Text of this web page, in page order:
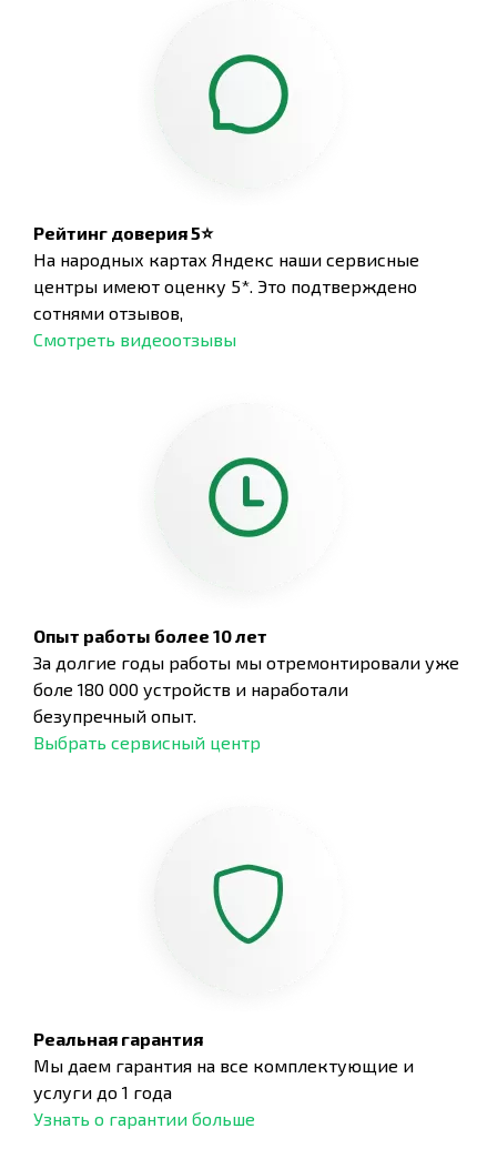
Рейтинг доверия 5⭐
На народных картах Яндекс наши сервисные
центры имеют оценку 5*. Это подтверждено
сотнями отзывов,
Смотреть видеоотзывы
Опыт работы более 10 лет
За долгие годы работы мы отремонтировали уже
боле 180 000 устройств и наработали
безупречный опыт.
Выбрать сервисный центр
Реальная гарантия
Мы даем гарантия на все комплектующие и
услуги до 1 года
Узнать о гарантии больше